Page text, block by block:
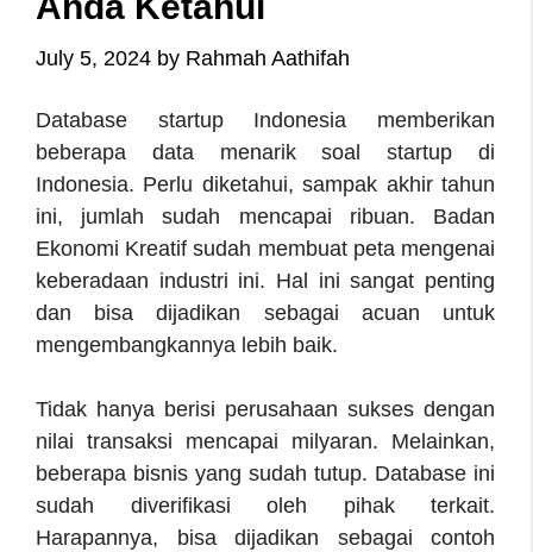
July 5, 2024 by Rahmah Aathifah
Database startup Indonesia memberikan
beberapa data menarik soal startup di
Indonesia. Perlu diketahui, sampak akhir tahun
ini, jumlah sudah mencapai ribuan. Badan
Ekonomi Kreatif sudah membuat peta mengenai
keberadaan industri ini. Hal ini sangat penting
dan bisa dijadikan sebagai acuan untuk
mengembangkannya lebih baik.
Tidak hanya berisi perusahaan sukses dengan
nilai transaksi mencapai milyaran. Melainkan,
beberapa bisnis yang sudah tutup. Database ini
sudah diverifikasi oleh pihak terkait.
Harapannya, bisa dijadikan sebagai contoh